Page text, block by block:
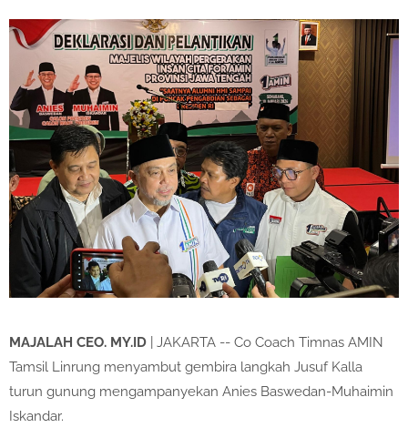
MAJALAH CEO. MY.ID | JAKARTA -- Co Coach Timnas AMIN
Tamsil Linrung menyambut gembira langkah Jusuf Kalla
turun gunung mengampanyekan Anies Baswedan-Muhaimin
Iskandar.